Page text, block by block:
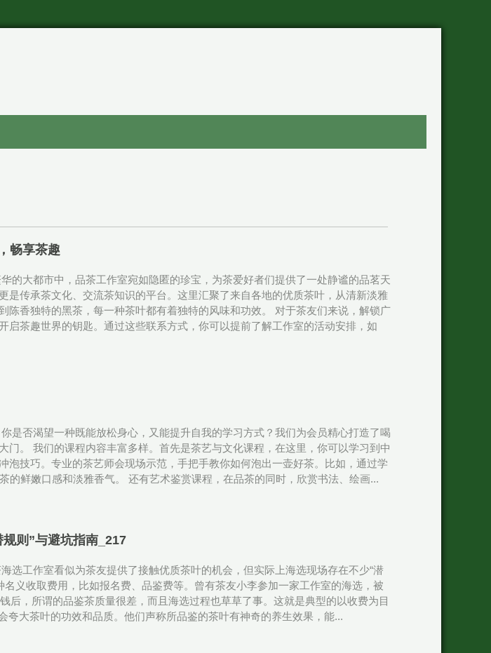
畅享茶趣
的大都市中，品茶工作室宛如隐匿的珍宝，为茶爱好者们提供了一处静谧的品茗天
是传承茶文化、交流茶知识的平台。这里汇聚了来自各地的优质茶叶，从清新淡雅
陈香独特的黑茶，每一种茶叶都有着独特的风味和功效。 对于茶友们来说，解锁广
启茶趣世界的钥匙。通过这些联系方式，你可以提前了解工作室的活动安排，如
是否渴望一种既能放松身心，又能提升自我的学习方式？我们为会员精心打造了喝
门。 我们的课程内容丰富多样。首先是茶艺与文化课程，在这里，你可以学习到中
泡技巧。专业的茶艺师会现场示范，手把手教你如何泡出一壶好茶。比如，通过学
的鲜嫩口感和淡雅香气。 还有艺术鉴赏课程，在品茶的同时，欣赏书法、绘画...
则”与避坑指南_217
选工作室看似为茶友提供了接触优质茶叶的机会，但实际上海选现场存在不少“潜
义收取费用，比如报名费、品鉴费等。曾有茶友小李参加一家工作室的海选，被
后，所谓的品鉴茶质量很差，而且海选过程也草草了事。这就是典型的以收费为目
夸大茶叶的功效和品质。他们声称所品鉴的茶叶有神奇的养生效果，能...